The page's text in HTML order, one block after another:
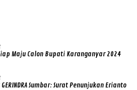
Maju Calon Bupati Karanganyar 2024
GERINDRA Sumbar: Surat Penunjukan Erianto